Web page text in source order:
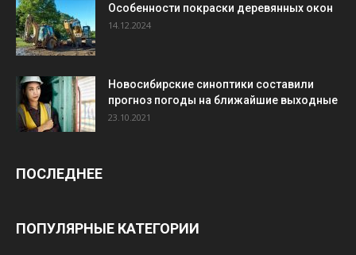
Особенности покраски деревянных окон
14.12.2024
Новосибирские синоптики составили
прогноз погоды на ближайшие выходные
23.10.2021
ПОСЛЕДНЕЕ
ПОПУЛЯРНЫЕ КАТЕГОРИИ